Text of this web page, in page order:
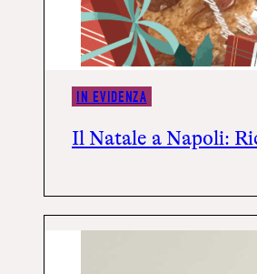
IN EVIDENZA
Il Natale a Napoli: